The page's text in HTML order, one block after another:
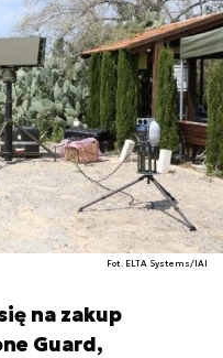
Fot. ELTA Systems/IAI
na zakup
Guard,